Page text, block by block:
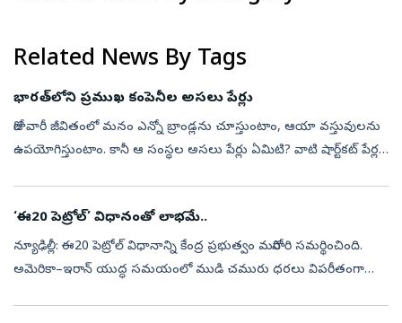
Related News By Tags
భారత్‌లోని ప్రముఖ కంపెనీల అసలు పేర్లు
రోజువారీ జీవితంలో మనం ఎన్నో బ్రాండ్లను చూస్తుంటాం, ఆయా వస్తువులను
ఉపయోగిస్తుంటాం. కానీ ఆ సంస్థల అసలు పేర్లు ఏమిటి? వాటి షార్ట్‌కట్ పేర్ల
‘ఈ20 పెట్రోల్‌’ విధానంతో లాభమే..
న్యూఢిల్లీ: ఈ20 పెట్రోల్‌ విధానాన్ని కేంద్ర ప్రభుత్వం మరోసారి సమర్థించింది.
అమెరికా–ఇరాన్‌ యుద్ధ సమయంలో ముడి చమురు ధరలు విపరీతంగా